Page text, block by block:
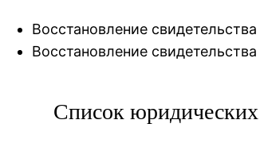
Восстановление
Восстановление
Список